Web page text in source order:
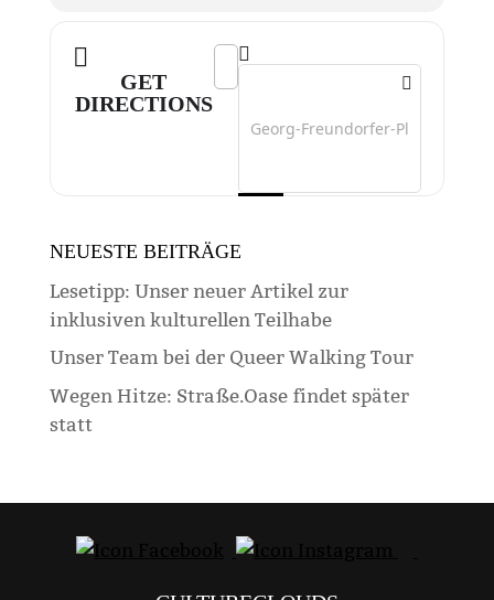
GET
DIRECTIONS
Address - Zirkus Pumpernudl []
Destination Address - Zirkus
NEUESTE BEITRÄGE
Lesetipp: Unser neuer Artikel zur
inklusiven kulturellen Teilhabe
Unser Team bei der Queer Walking Tour
Wegen Hitze: Straße.Oase findet später
statt